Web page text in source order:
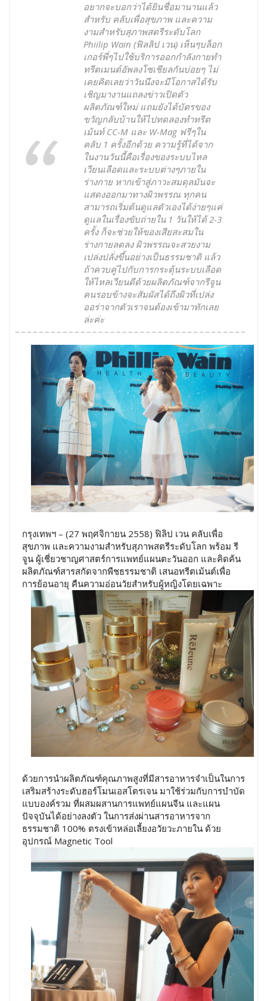
อยากจะบอกว่าได้ยินชื่อมานานแล้ว
สำหรับ คลับเพื่อสุขภาพ และความ
งามสำหรับสุภาพสตรีระดับโลก
Phiilip Wain (ฟิลลิป เวน) เห็นๆบล็อก
เกอร์พี่ๆไปใช้บริการออกกำลังกายทำ
ทรีตเมนต์อัพลงโซเชียลกันบ่อยๆ ไม่
เคยคิดเลยว่าวันนึงจะมีโอกาสได้รับ
เชิญมางานแถลงข่าวเปิดตัว
ผลิตภัณฑ์ใหม่ แถมยังได้บัตรของ
ขวัญกลับบ้านให้ไปทดลองทำทรีต
เม้นท์ CC-M และ W-Mag ฟรีๆใน
คลับ 1 ครั้งอีกด้วย ความรู้ที่ได้จาก
ในงานวันนี้คือเรื่องของระบบไหล
เวียนเลือดและระบบต่างๆภายใน
ร่างกาย หากเข้าสู่ภาวะสมดุลมันจะ
แสดงออกมาทางผิวพรรณ ทุกคน
สามารถเริ่มต้นดูแลตัวเองได้ง่ายๆแค่
ดูแลในเรื่องขับถ่ายใน 1 วันให้ได้ 2-3
ครั้ง ก็จะช่วยให้ของเสียสะสมใน
ร่างกายลดลง ผิวพรรณจะสวยงาม
เปล่งปลั่งขึ้นอย่างเป็นธรรมชาติ แล้ว
ถ้าควบคู่ไปกับการกระตุ้นระบบเลือด
ให้ไหลเวียนดีด้วยผลิตภัณฑ์จากรีจูน
คนรอบข้างจะสัมผัสได้ถึงผิวที่เปล่ง
ออร่าจากตัวเราจนต้องเข้ามาทักเลย
ล่ะค่ะ
กรุงเทพฯ – (27 พฤศจิกายน 2558) ฟิลิป เวน คลับเพื่อ
สุขภาพ และความงามสำหรับสุภาพสตรีระดับโลก พร้อม รี
จูน ผู้เชี่ยวชาญศาสตร์การแพทย์แผนตะวันออก และคิดค้น
ผลิตภัณฑ์สารสกัดจากพืชธรรมชาติ เสนอทรีตเม้นต์เพื่อ
การย้อนอายุ คืนความอ่อนวัยสำหรับผู้หญิงโดยเฉพาะ
ด้วยการนำผลิตภัณฑ์คุณภาพสูงที่มีสารอาหารจำเป็นในการ
เสริมสร้างระดับฮอร์โมนเอสโตรเจน มาใช้ร่วมกับการบำบัด
แบบองค์รวม ที่ผสมผสานการแพทย์แผนจีน และแผน
ปัจจุบันได้อย่างลงตัว ในการส่งผ่านสารอาหารจาก
ธรรมชาติ 100% ตรงเข้าหล่อเลี้ยงอวัยวะภายใน ด้วย
อุปกรณ์ Magnetic Tool